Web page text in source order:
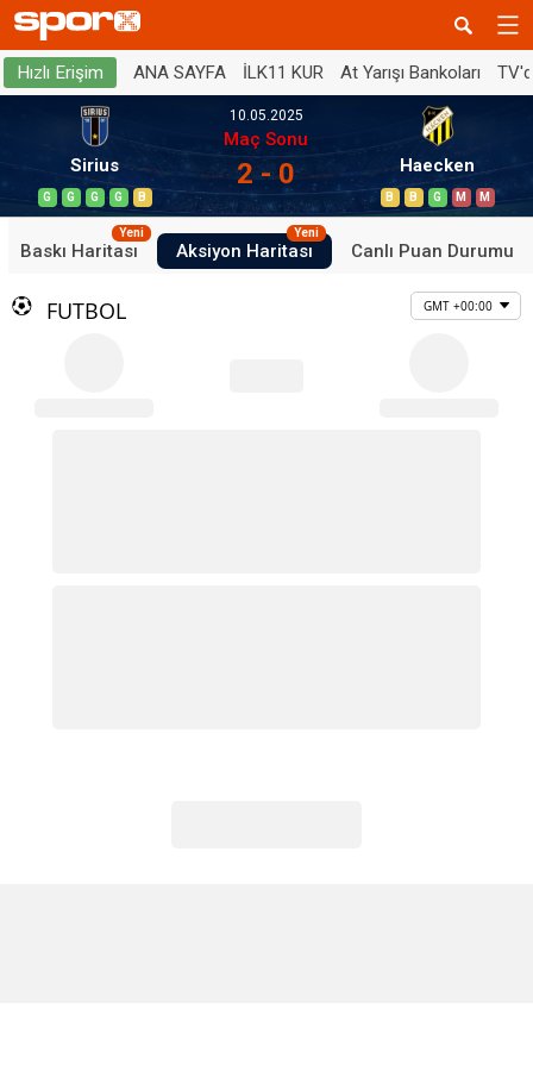
Hızlı Erişim ANA SAYFA İLK11 KUR At Yarışı Bankoları
Sirius
G G G G B
10.05.2025
Maç Sonu
2 - 0 Haecken
B B G M M
Baskı Haritası
Yeni
Aksiyon Haritası
Yeni
Canlı Puan Durumu
FUTBOL GMT +00:00